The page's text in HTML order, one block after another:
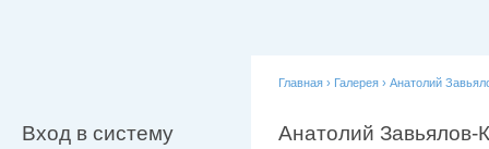
Вход в систему
Главная › Галерея › Анатолий
Анатолий Завьялов-